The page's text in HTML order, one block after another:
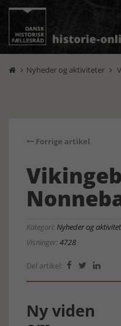
 Nyheder og aktiviteter 
Forrige artikel
Kategori:Nyheder og
Visninger:4728
Del artikel:   
Ny viden